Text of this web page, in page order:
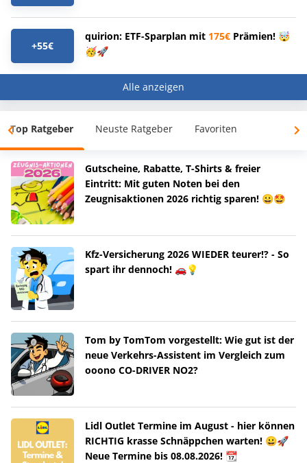
+55€
quirion: ETF-Sparplan mit 175€ Prämien! 🤯
🥳🚀
Alle anzeigen
Top Ratgeber Neuste Ratgeber Favoriten
Gutscheine, Rabatte, T-Shirts & freier
Eintritt: Mit guten Noten bei den
Zeugnisaktionen 2026 richtig sparen! 😀🤩
Kfz-Versicherung 2026 WIEDER teurer!? - So
spart ihr dennoch! 🚗💡
Tom by TomTom vorgestellt: Wie gut ist der
neue Verkehrs-Assistent im Vergleich zum
ooono CO-DRIVER NO2?
Lidl Outlet Termine im August - hier können
RICHTIG krasse Schnäppchen warten! 😀🚀
Neue Termine bis 08.08.2026! 📆